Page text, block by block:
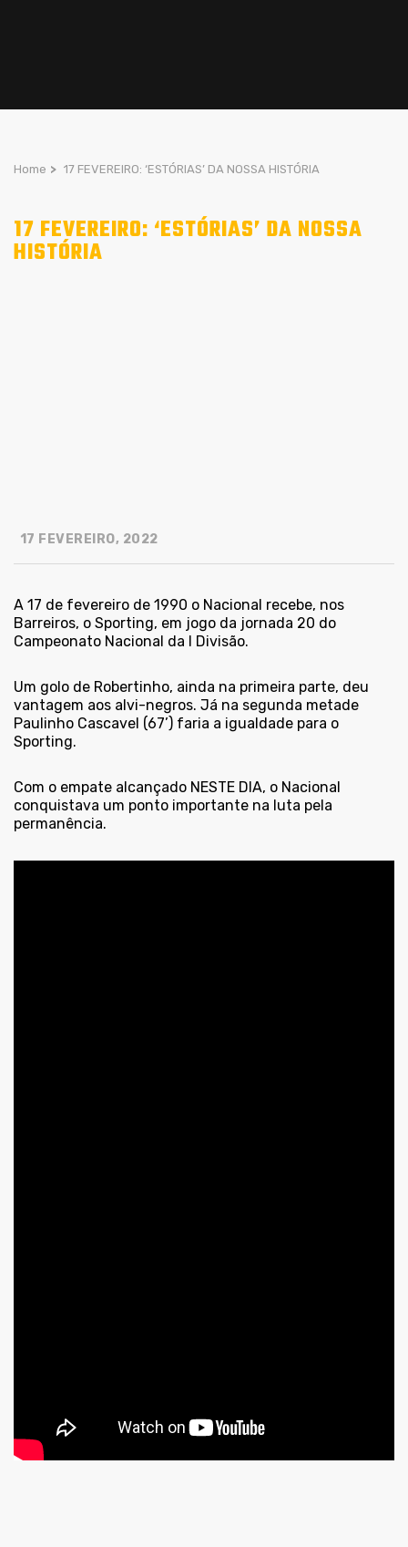
Home > 17 FEVEREIRO: ‘ESTÓRIAS’ DA NOSSA HISTÓRIA
17 FEVEREIRO: ‘ESTÓRIAS’ DA NOSSA
HISTÓRIA
17 FEVEREIRO, 2022
A 17 de fevereiro de 1990 o Nacional recebe, nos
Barreiros, o Sporting, em jogo da jornada 20 do
Campeonato Nacional da I Divisão.
Um golo de Robertinho, ainda na primeira parte, deu
vantagem aos alvi-negros. Já na segunda metade
Paulinho Cascavel (67’) faria a igualdade para o
Sporting.
Com o empate alcançado NESTE DIA, o Nacional
conquistava um ponto importante na luta pela
permanência.